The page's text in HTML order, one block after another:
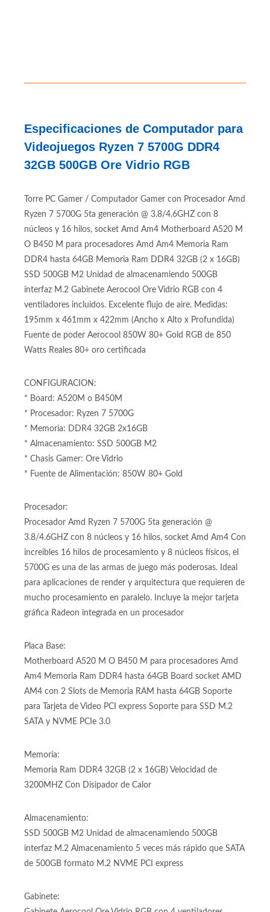
Especificaciones de Computador para
Videojuegos Ryzen 7 5700G DDR4
32GB 500GB Ore Vidrio RGB
Torre PC Gamer / Computador Gamer con Procesador Amd
Ryzen 7 5700G 5ta generación @ 3.8/4.6GHZ con 8
núcleos y 16 hilos, socket Amd Am4 Motherboard A520 M
O B450 M para procesadores Amd Am4 Memoria Ram
DDR4 hasta 64GB Memoria Ram DDR4 32GB (2 x 16GB)
SSD 500GB M2 Unidad de almacenamiendo 500GB
interfaz M.2 Gabinete Aerocool Ore Vidrio RGB con 4
ventiladores incluidos. Excelente flujo de aire. Medidas:
195mm x 461mm x 422mm (Ancho x Alto x Profundida)
Fuente de poder Aerocool 850W 80+ Gold RGB de 850
Watts Reales 80+ oro certificada
CONFIGURACION:
* Board: A520M o B450M
* Procesador: Ryzen 7 5700G
* Memoria: DDR4 32GB 2x16GB
* Almacenamiento: SSD 500GB M2
* Chasis Gamer: Ore Vidrio
* Fuente de Alimentación: 850W 80+ Gold
Procesador:
Procesador Amd Ryzen 7 5700G 5ta generación @
3.8/4.6GHZ con 8 núcleos y 16 hilos, socket Amd Am4 Con
increibles 16 hilos de procesamiento y 8 núcleos físicos, el
5700G es una de las armas de juego más poderosas. Ideal
para aplicaciones de render y arquitectura que requieren de
mucho procesamiento en paralelo. Incluye la mejor tarjeta
gráfica Radeon integrada en un procesador
Placa Base:
Motherboard A520 M O B450 M para procesadores Amd
Am4 Memoria Ram DDR4 hasta 64GB Board socket AMD
AM4 con 2 Slots de Memoria RAM hasta 64GB Soporte
para Tarjeta de Video PCI express Soporte para SSD M.2
SATA y NVME PCIe 3.0
Memoria:
Memoria Ram DDR4 32GB (2 x 16GB) Velocidad de
3200MHZ Con Disipador de Calor
Almacenamiento:
SSD 500GB M2 Unidad de almacenamiendo 500GB
interfaz M.2 Almacenamiento 5 veces más rápido que SATA
de 500GB formato M.2 NVME PCI express
Gabinete: